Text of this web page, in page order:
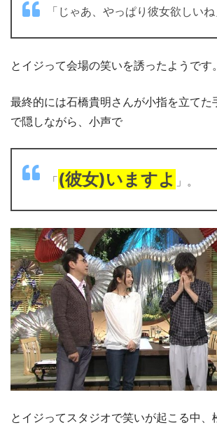
「じゃあ、やっぱり彼女欲しいね
とイジって会場の笑いを誘ったようです。
最終的には石橋貴明さんが小指を立てた
で隠しながら、小声で
「(彼女)いますよ 」。
とイジってスタジオで笑いが起こる中、